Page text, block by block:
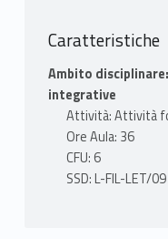
Caratteristiche
Ambito
integrative
Attività: Attività
Ore Aula: 36
CFU: 6
SSD: L-FIL-LET/09